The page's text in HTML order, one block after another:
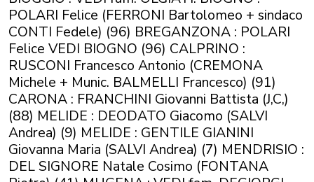
POLARI Felice (FERRONI Bartolomeo + sindaco
CONTI Fedele) (96) BREGANZONA : POLARI
Felice VEDI BIOGNO (96) CALPRINO :
RUSCONI Francesco Antonio (CREMONA
Michele + Munic. BALMELLI Francesco) (91)
CARONA : FRANCHINI Giovanni Battista (J,C,)
(88) MELIDE : DEODATO Giacomo (SALVI
Andrea) (9) MELIDE : GENTILE GIANINI
Giovanna Maria (SALVI Andrea) (7) MENDRISIO :
DEL SIGNORE Natale Cosimo (FONTANA